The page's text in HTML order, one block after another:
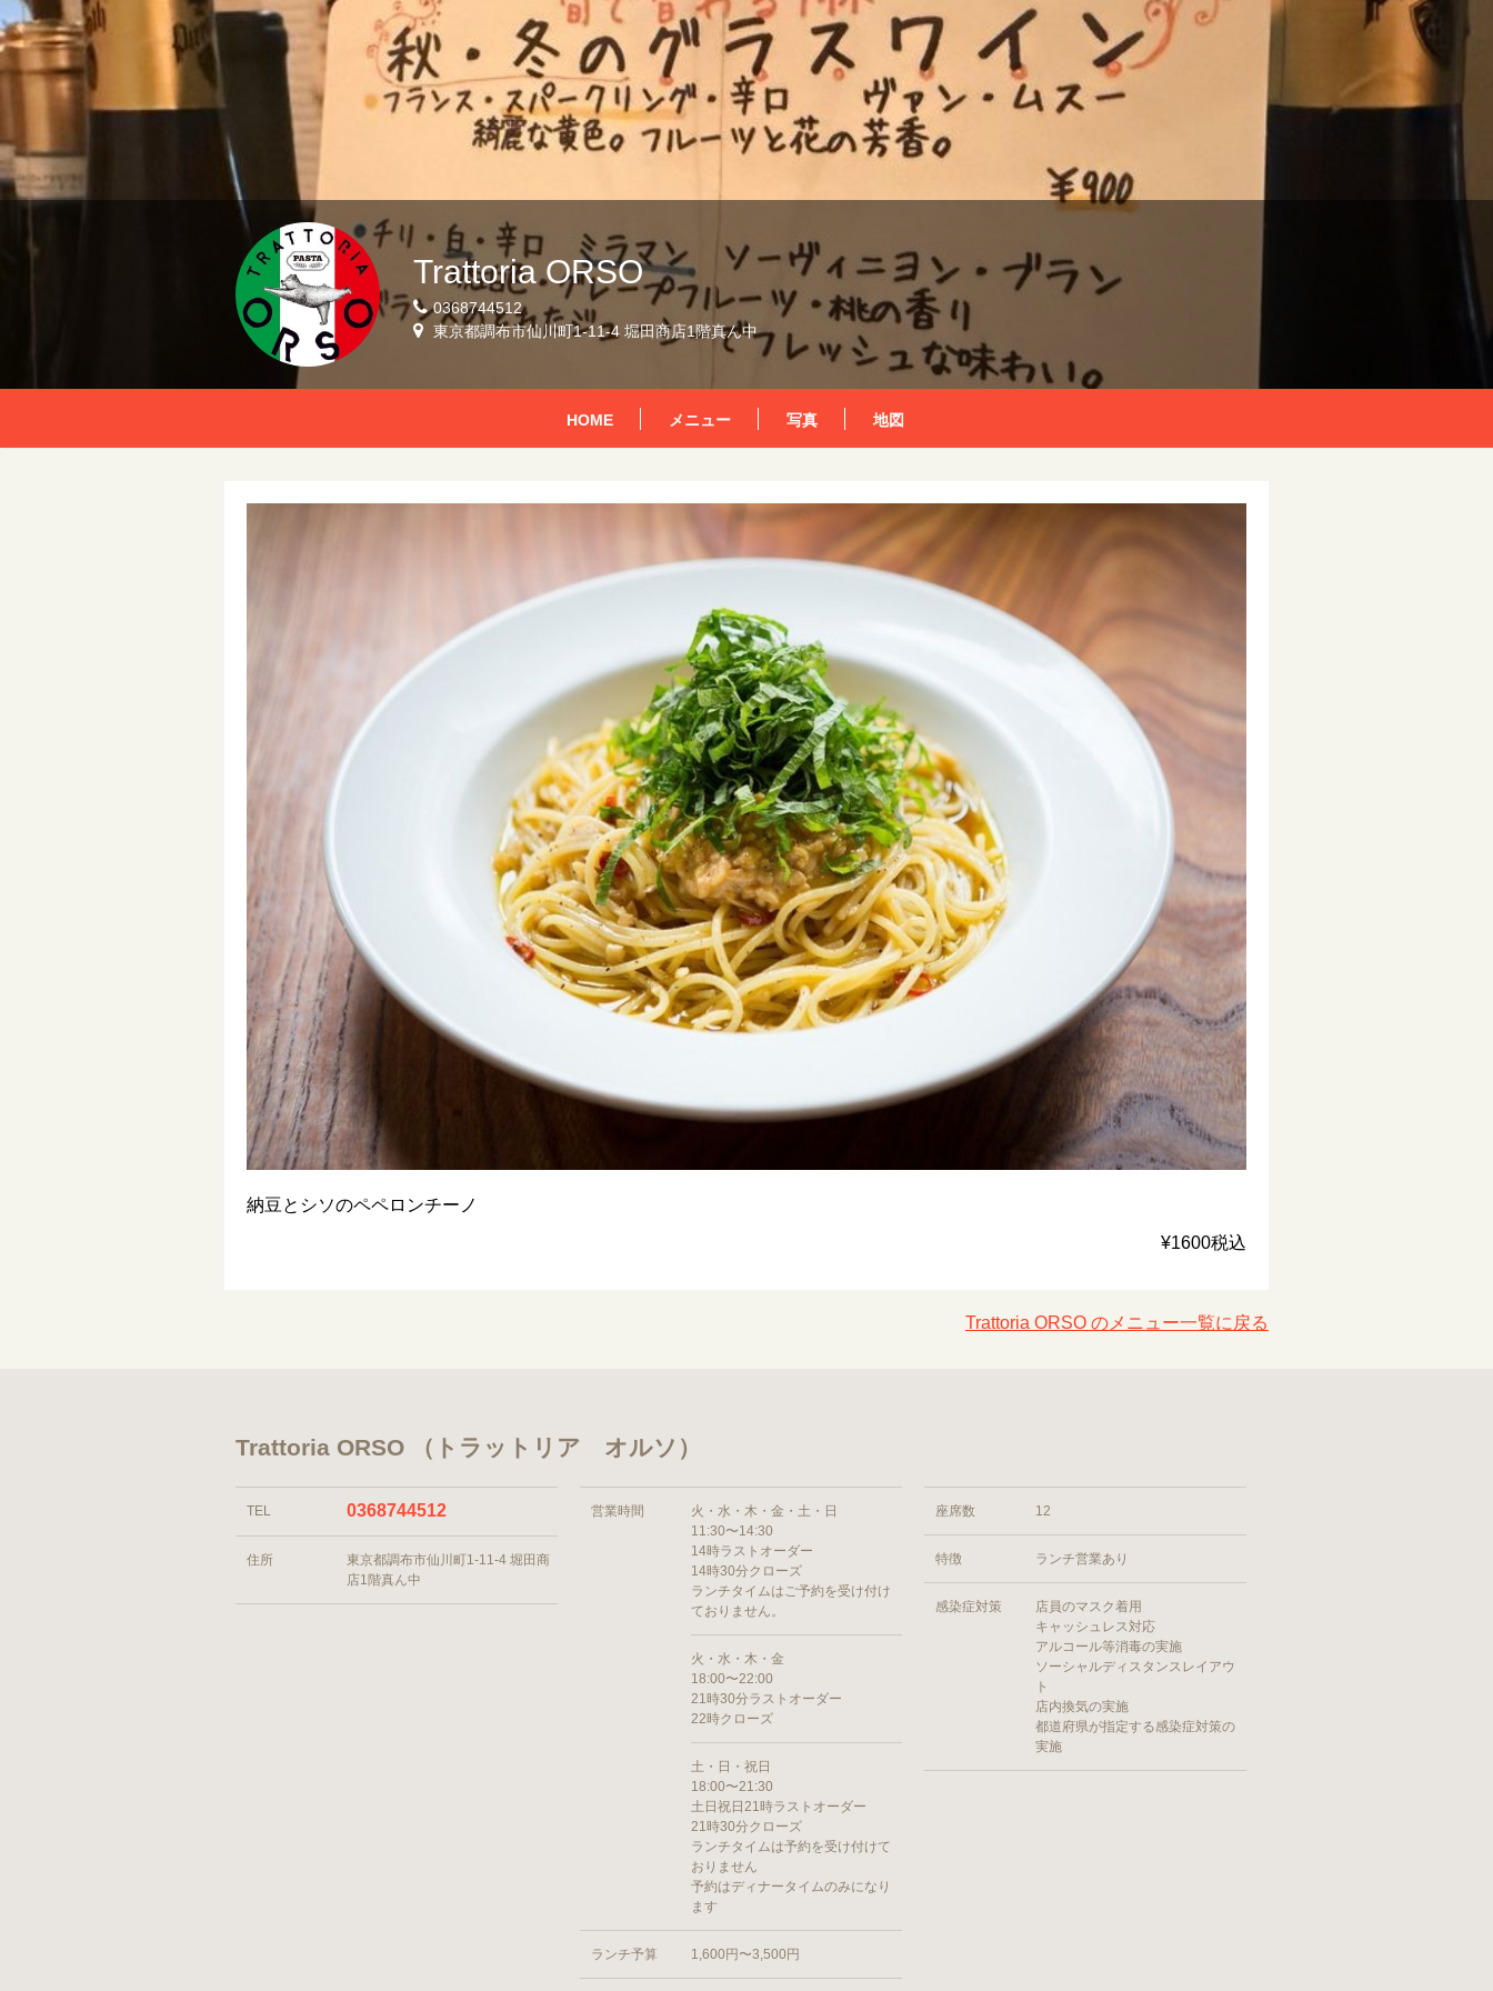
Trattoria ORSO
0368744512
東京都調布市仙川町1-11-4 堀田商店1階真ん中
HOME メニュー 写真 地図
納豆とシソのペペロンチーノ
¥1600税込
Trattoria ORSO のメニュー一覧に戻る
Trattoria ORSO （トラットリア オルソ）
TEL 0368744512
住所
東京都調布市仙川町1-11-4 堀田商
店1階真ん中
営業時間
火・水・木・金・土・日
11:30〜14:30
14時ラストオーダー
14時30分クローズ
ランチタイムはご予約を受け付け
ておりません。
火・水・木・金
18:00〜22:00
21時30分ラストオーダー
22時クローズ
土・日・祝日
18:00〜21:30
土日祝日21時ラストオーダー
21時30分クローズ
ランチタイムは予約を受け付けて
おりません
予約はディナータイムのみになり
ます
ランチ予算 1,600円〜3,500円
座席数 12
特徴 ランチ営業あり
感染症対策
店員のマスク着用
キャッシュレス対応
アルコール等消毒の実施
ソーシャルディスタンスレイアウ
ト
店内換気の実施
都道府県が指定する感染症対策の
実施